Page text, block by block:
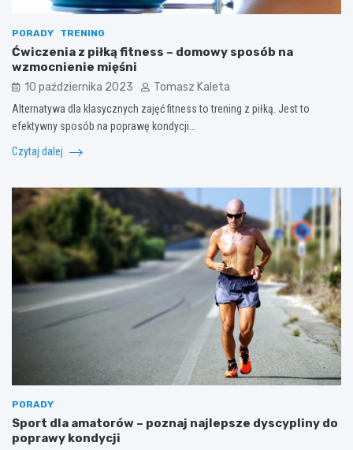
PORADY TRENING
Ćwiczenia z piłką fitness – domowy sposób na
wzmocnienie mięśni
10 października 2023 Tomasz Kaleta
Alternatywa dla klasycznych zajęć fitness to trening z piłką. Jest to
efektywny sposób na poprawę kondycji…
Czytaj dalej
PORADY
Sport dla amatorów – poznaj najlepsze dyscypliny do
poprawy kondycji